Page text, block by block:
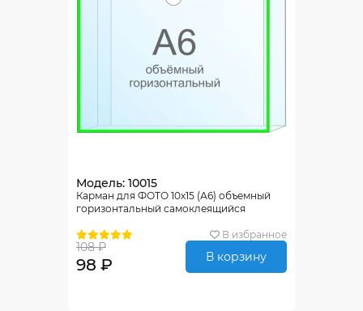
Модель: 10015
Карман для ФОТО 10х15 (А6) объемный
горизонтальный самоклеящийся
В избранное
108 ₽
98 ₽ В корзину